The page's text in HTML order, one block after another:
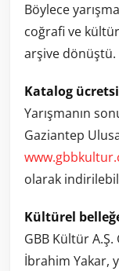
Böylece
coğrafi ve
arşive dönüştü.
Katalog
Yarışmanın
Gaziantep
olarak
Kültürel
GBB Kültür
İbrahim Yakar,